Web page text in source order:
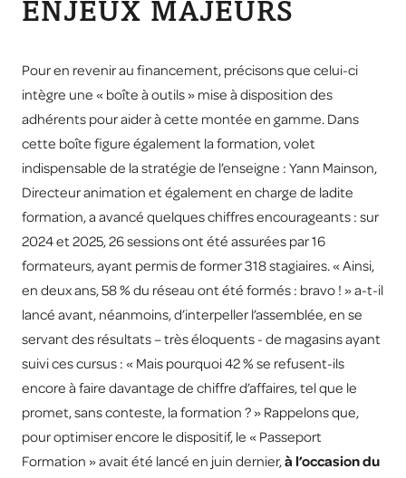
ENJEUX MAJEURS
Pour en revenir au financement, précisons que celui-ci
intègre une « boîte à outils » mise à disposition des
adhérents pour aider à cette montée en gamme. Dans
cette boîte figure également la formation, volet
indispensable de la stratégie de l’enseigne : Yann Mainson,
Directeur animation et également en charge de ladite
formation, a avancé quelques chiffres encourageants : sur
2024 et 2025, 26 sessions ont été assurées par 16
formateurs, ayant permis de former 318 stagiaires. « Ainsi,
en deux ans, 58 % du réseau ont été formés : bravo ! » a-t-il
lancé avant, néanmoins, d’interpeller l’assemblée, en se
servant des résultats – très éloquents - de magasins ayant
suivi ces cursus : « Mais pourquoi 42 % se refusent-ils
encore à faire davantage de chiffre d’affaires, tel que le
promet, sans conteste, la formation ? » Rappelons que,
pour optimiser encore le dispositif, le « Passeport
Formation » avait été lancé en juin dernier,à l’occasion du